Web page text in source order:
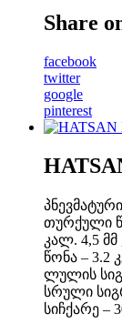
Share
facebook
twitter
google
pinterest
თურქული
კალ. 4,5 მმ
წონა – 3.2
ლულის
სრული
სიჩქარე –